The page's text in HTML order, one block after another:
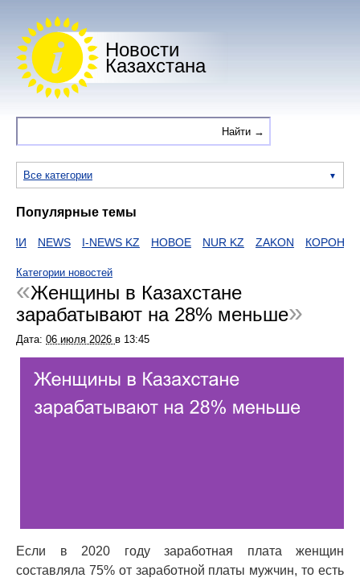
Новости
Казахстана
Все категории
Популярные темы
NEWS I-NEWS KZ НОВОЕ NUR KZ ZAKON
Категории новостей
Женщины в Казахстане
зарабатывают на 28% меньше
Дата: 06 июля 2026 в 13:45
Если в 2020 году заработная плата женщин
составляла 75% от заработной платы мужчин, то есть